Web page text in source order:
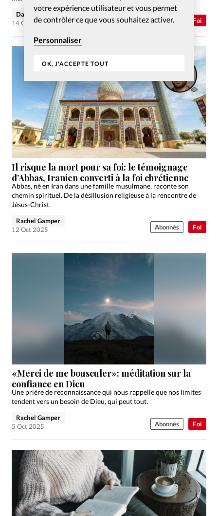
votre expérience utilisateur et vous permet
de contrôler ce que vous souhaitez activer.
Personnaliser
OK, J'ACCEPTE TOUT
Foi
David Métreau
14 Oct 2025
Abonnés
Foi
Il risque la mort pour sa foi: le témoignage
d’Abbas, Iranien converti à la foi chrétienne
Abbas, né en Iran dans une famille musulmane, raconte son
chemin spirituel. De la désillusion religieuse à la rencontre de
Jésus-Christ.
Rachel Gamper
12 Oct 2025
Abonnés
Foi
«Merci de me bousculer»: méditation sur la
confiance en Dieu
Une prière de reconnaissance qui nous rappelle que nos limites
tendent vers un besoin de Dieu, qui peut tout.
Rachel Gamper
5 Oct 2025
Abonnés